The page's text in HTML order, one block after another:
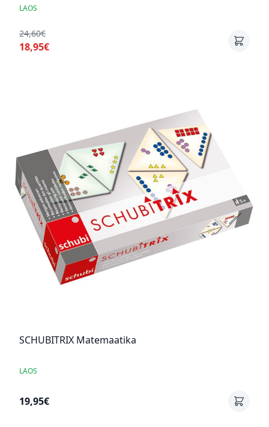
LAOS
24,60€
18,95€
SCHUBITRIX Matemaatika
LAOS
19,95€